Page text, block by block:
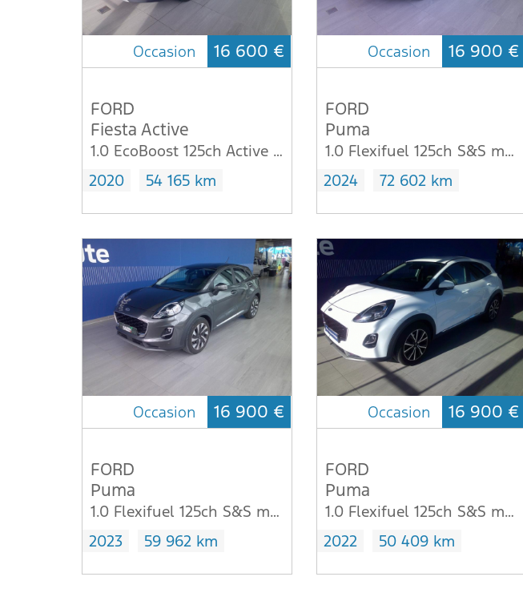
Occasion 16 600 €
FORD
Fiesta Active
1.0 EcoBoost 125ch Active X DCT-7
2020
54 165 km
Occasion 16 900 €
FORD
Puma
1.0 Flexifuel 125ch S&S mHEV Titanium X VU
2024
72 602 km
Occasion 16 900 €
FORD
Puma
1.0 Flexifuel 125ch S&S mHEV E85 Titanium Business
2023
59 962 km
Occasion 16 900 €
FORD
Puma
1.0 Flexifuel 125ch S&S mHEV E85 Titanium Design 3
2022
50 409 km